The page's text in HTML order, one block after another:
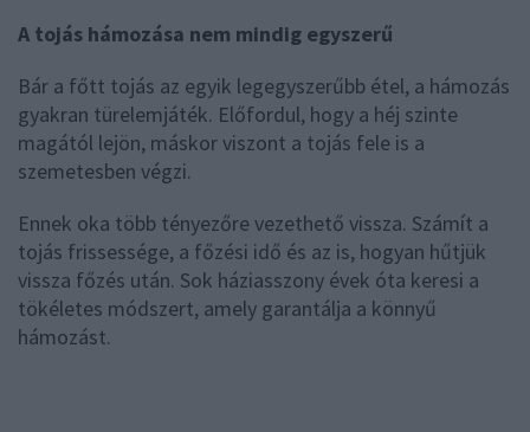
A tojás hámozása nem mindig egyszerű
Bár a főtt tojás az egyik legegyszerűbb étel, a hámozás
gyakran türelemjáték. Előfordul, hogy a héj szinte
magától lejön, máskor viszont a tojás fele is a
szemetesben végzi.
Ennek oka több tényezőre vezethető vissza. Számít a
tojás frissessége, a főzési idő és az is, hogyan hűtjük
vissza főzés után. Sok háziasszony évek óta keresi a
tökéletes módszert, amely garantálja a könnyű
hámozást.